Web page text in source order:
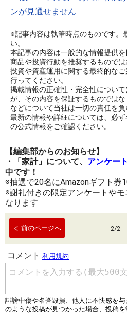
ンが見通せません
※記事内容は執筆時点のものです。
い。
本記事の内容は一般的な情報提供
商品や投資行動を推奨するものでは
投資や資産運用に関する最終的な
行ってください。
掲載情報の正確性・完全性につい
が、その内容を保証するものでは
などについて当社は一切の責任を負
最新の情報や詳細については、必
の公式情報をご確認ください。
【編集部からのお知らせ】
・「家計」について、 アンケー
中です！
※抽選で20名にAmazonギフト券
※謝礼付きの限定アンケートや
なります
前のページへ 2/2